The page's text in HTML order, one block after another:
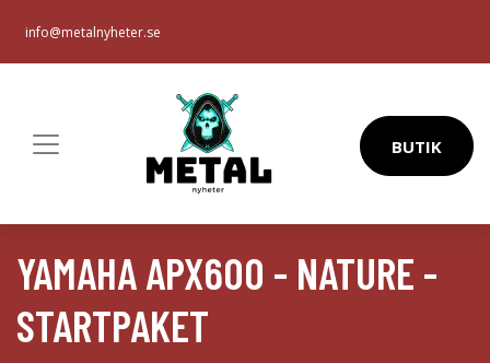
info@metalnyheter.se
BUTIK
YAMAHA APX600 - NATURE -
STARTPAKET